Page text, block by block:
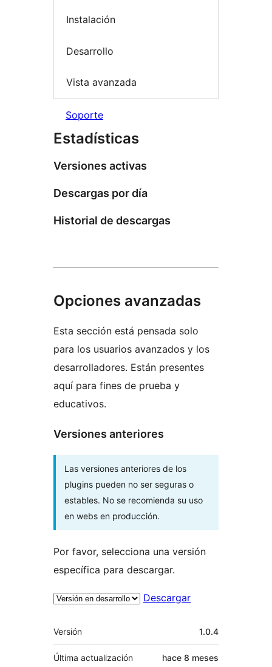
Instalación
Desarrollo
Vista avanzada
Soporte
Estadísticas
Versiones activas
Descargas por día
Historial de descargas
Opciones avanzadas
Esta sección está pensada solo
para los usuarios avanzados y los
desarrolladores. Están presentes
aquí para fines de prueba y
educativos.
Versiones anteriores
Las versiones anteriores de los
plugins pueden no ser seguras o
estables. No se recomienda su uso
en webs en producción.
Por favor, selecciona una versión
específica para descargar.
Descargar
Meta
Versión 1.0.4
Última actualización hace 8 meses